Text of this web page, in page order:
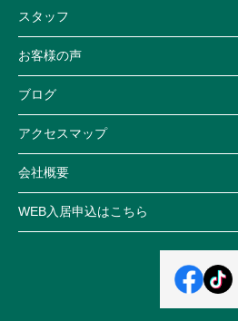
スタッフ
お客様の声
ブログ
アクセスマップ
会社概要
WEB入居申込はこちら